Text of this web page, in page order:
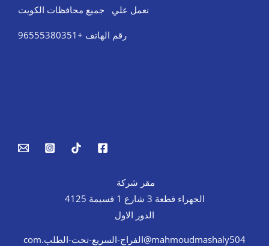
نعمل علي جميع محافظات الكويت
رقم الهاتف +96555380351
مقر شركة
الجهراء قطعة 3 شارع 1 قسيمة 4125
الدور الاول
mahmoudmashaly504@الفراج-السريع-تحت-الطلب.com